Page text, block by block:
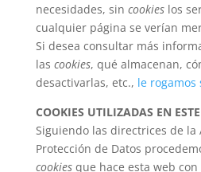
necesidades, sin cookieslos
cualquier página se verían
Si desea consultar más
las cookies, qué almacenan,
desactivarlas, etc., le rogamos
COOKIES UTILIZADAS EN
Siguiendo las directrices de la
Protección de Datos
cookiesque hace esta web